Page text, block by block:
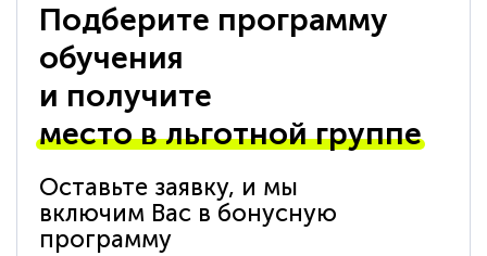
Подберите программу
обучения
и получите
место в льготной группе
Оставьте заявку, и мы
включим Вас в бонусную
программу